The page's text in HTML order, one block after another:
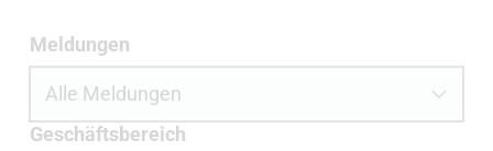
News und Presse filtern
Meldungen
Geschäftsbereich